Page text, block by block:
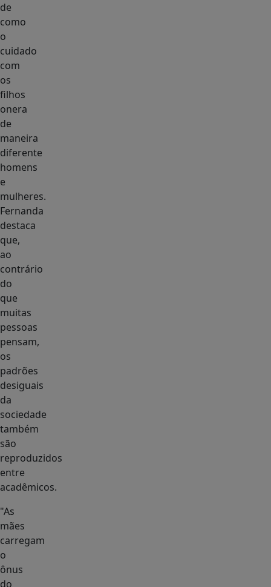
de
como
o
cuidado
com
os
filhos
onera
de
maneira
diferente
homens
e
mulheres.
Fernanda
destaca
que,
ao
contrário
do
que
muitas
pessoas
pensam,
os
padrões
desiguais
da
sociedade
também
são
reproduzidos
entre
acadêmicos.
"As
mães
carregam
o
ônus
do